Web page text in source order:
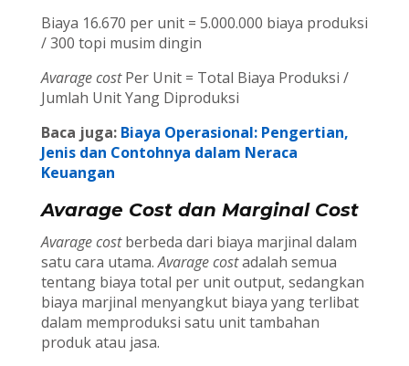
Biaya 16.670 per unit = 5.000.000 biaya produksi
/ 300 topi musim dingin
Avarage costPer Unit = Total Biaya Produksi /
Jumlah Unit Yang Diproduksi
Baca juga: Biaya Operasional: Pengertian,
Jenis dan Contohnya dalam Neraca
Keuangan
Avarage Cost dan Marginal Cost
Avarage costberbeda dari biaya marjinal dalam
satu cara utama.Avarage costadalah semua
tentang biaya total per unit output, sedangkan
biaya marjinal menyangkut biaya yang terlibat
dalam memproduksi satu unit tambahan
produk atau jasa.